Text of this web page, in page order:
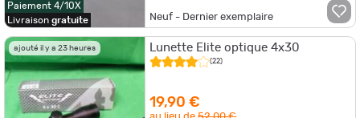
Paiement 4/10X
Livraison gratuite Neuf - Dernier exemplaire
ajouté il y a 23 heures Lunette Elite optique 4x30
(22)
19,90 €